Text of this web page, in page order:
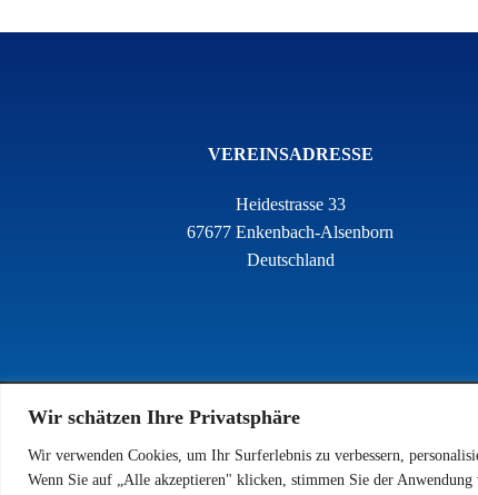
Wir schätzen Ihre Privatsphäre
Wir verwenden Cookies, um Ihr Surferlebnis zu verbessern,
Wenn Sie auf „Alle akzeptieren" klicken, stimmen Sie der Anwendung
VEREINSADRESSE
Heidestrasse 33
67677 Enkenbach-Alsenborn
Deutschland